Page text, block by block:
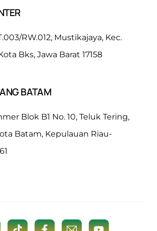
RW.012, Mustikajaya, Kec.
Bks, Jawa Barat 17158
BATAM
Blok B1 No. 10, Teluk Tering,
Batam, Kepulauan Riau-